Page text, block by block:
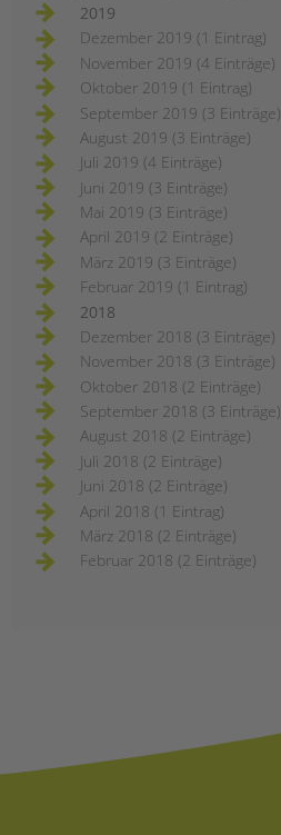
2019
Dezember 2019 (1 Eintrag)
November 2019 (4 Einträge)
Oktober 2019 (1 Eintrag)
September 2019 (3 Einträge)
August 2019 (3 Einträge)
Juli 2019 (4 Einträge)
Juni 2019 (3 Einträge)
Mai 2019 (3 Einträge)
April 2019 (2 Einträge)
März 2019 (3 Einträge)
Februar 2019 (1 Eintrag)
2018
Dezember 2018 (3 Einträge)
November 2018 (3 Einträge)
Oktober 2018 (2 Einträge)
September 2018 (3 Einträge)
August 2018 (2 Einträge)
Juli 2018 (2 Einträge)
Juni 2018 (2 Einträge)
April 2018 (1 Eintrag)
März 2018 (2 Einträge)
Februar 2018 (2 Einträge)